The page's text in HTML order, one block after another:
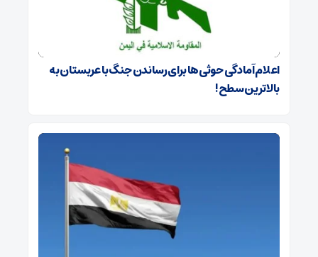
اعلام آمادگی حوثی‌ها برای رساندن جنگ با عربستان به
بالاترین سطح!